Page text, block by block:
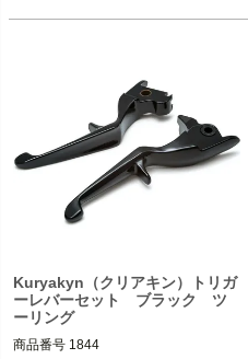
Kuryakyn（クリアキン）トリガ
ーレバーセット ブラック ツ
ーリング
商品番号 1844